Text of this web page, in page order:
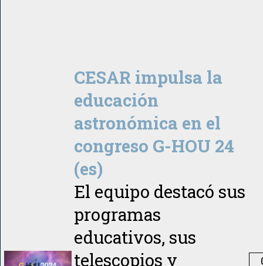
CESAR impulsa la
educación
astronómica en el
congreso G-HOU 24
(es)
El equipo destacó sus
programas
educativos, sus
telescopios y